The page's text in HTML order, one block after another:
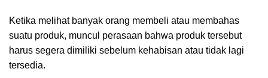
Ketika melihat banyak orang membeli atau membahas
suatu produk, muncul perasaan bahwa produk tersebut
harus segera dimiliki sebelum kehabisan atau tidak lagi
tersedia.